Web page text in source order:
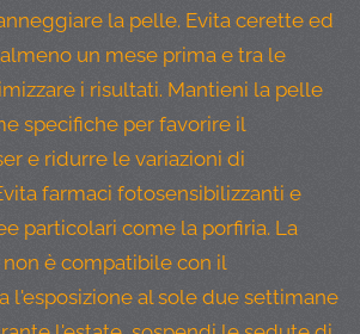
la pelle. Evita cerette ed
un mese prima e tra le
i risultati. Mantieni la pelle
specifiche per favorire il
e ridurre le variazioni di
farmaci fotosensibilizzanti e
particolari come la porfiria. La
è compatibile con il
l'esposizione al sole due settimane